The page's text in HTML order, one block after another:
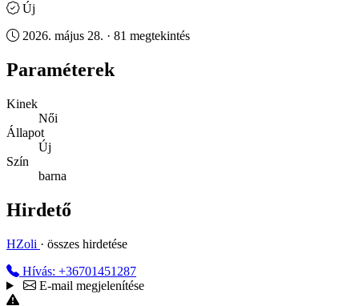
Új
2026. május 28. · 81 megtekintés
Paraméterek
Kinek
Női
Állapot
Új
Szín
barna
Hirdető
HZoli · összes hirdetése
Hívás: +36701451287
E-mail megjelenítése